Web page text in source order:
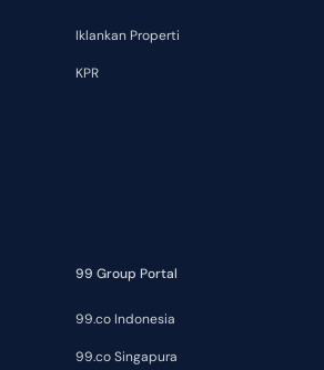
Iklankan Properti
KPR
99 Group Portal
99.co Indonesia
99.co Singapura